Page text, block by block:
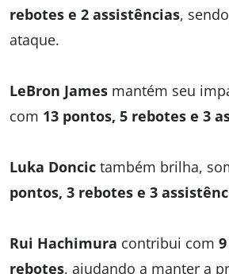
rebotes e 2 assistências,
ataque.
LeBron James mantém seu
com 13 pontos, 5 rebotes e 3
Luka Doncic também brilha,
pontos, 3 rebotes e 3
Rui Hachimura contribui com
rebotes, ajudando a manter a